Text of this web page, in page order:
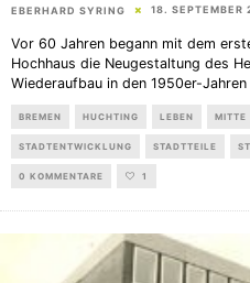
EBERHARD SYRING 18. SEPTEMBER
Vor 60 Jahren begann mit dem
Hochhaus die Neugestaltung des
Wiederaufbau in den 1950er-Jahren
BREMEN HUCHTING LEBEN MITTE
STADTENTWICKLUNG STADTTEILE
0 KOMMENTARE 1